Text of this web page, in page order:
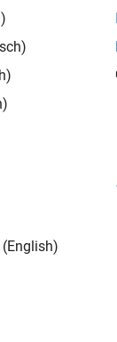
une
develop test
Recevez
(English)